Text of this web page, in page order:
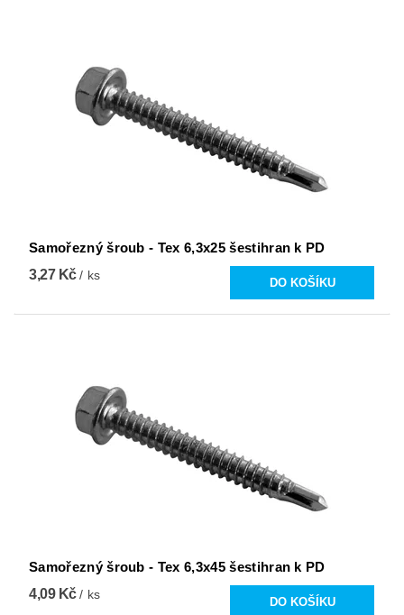
Samořezný šroub - Tex 6,3x25 šestihran k PD
3,27 Kč/ ks
Samořezný šroub - Tex 6,3x45 šestihran k PD
4,09 Kč/ ks